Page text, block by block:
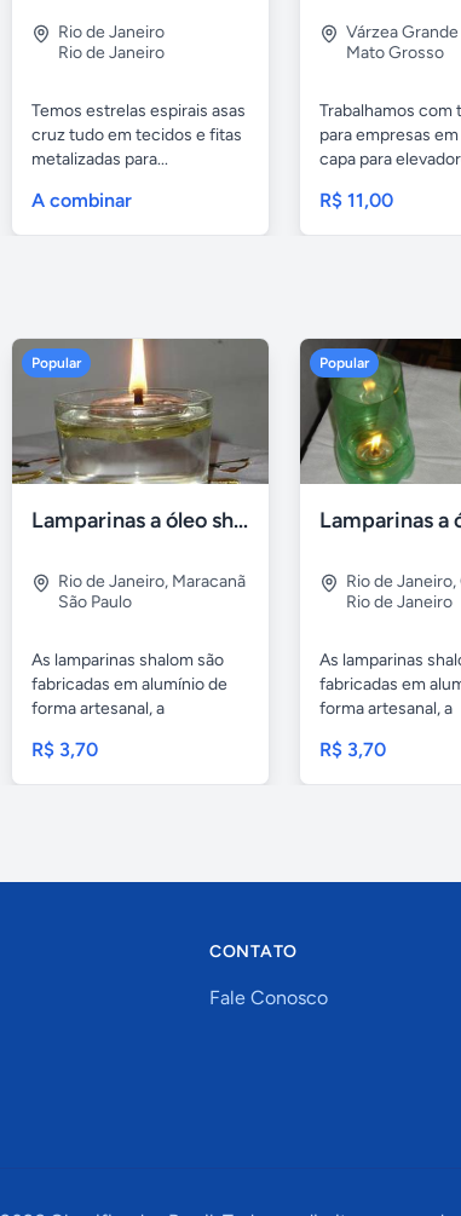
Rio de Janeiro
Rio de Janeiro
Temos estrelas espirais asas
cruz tudo em tecidos e fitas
metalizadas para...
A combinar
Várzea Grande
Mato Grosso
Trabalhamos com
para empresas
capa para
R$ 11,00
Popular
Lamparinas a óleo shalom
Rio de Janeiro, Maracanã
São Paulo
As lamparinas shalom são
fabricadas em alumínio de
forma artesanal, a
R$ 3,70
Popular
Rio de Janeiro,
Rio de Janeiro
As lamparinas
fabricadas em
forma artesanal, a
R$ 3,70
CONTATO
Fale Conosco